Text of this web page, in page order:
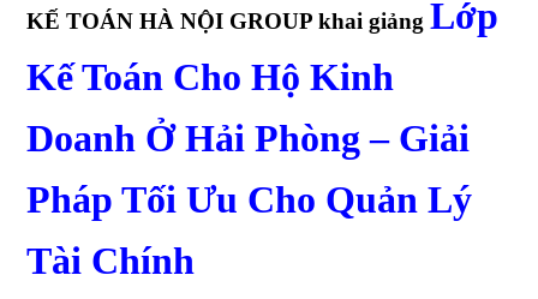
KẾ TOÁN HÀ NỘI GROUP khai giảng Lớp
Kế Toán Cho Hộ Kinh
Doanh Ở Hải Phòng – Giải
Pháp Tối Ưu Cho Quản Lý
Tài Chính